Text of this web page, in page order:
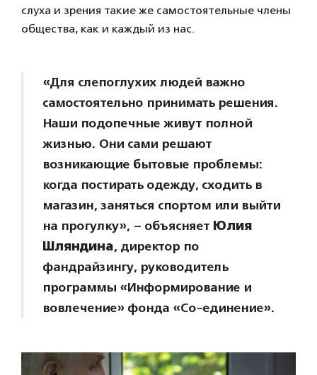
слуха и зрения такие же самостоятельные члены
общества, как и каждый из нас.
«Для слепоглухих людей важно
самостоятельно принимать решения.
Наши подопечные живут полной
жизнью. Они сами решают
возникающие бытовые проблемы:
когда постирать одежду, сходить в
магазин, заняться спортом или выйти
на прогулку», – объясняет Юлия
Шляндина, директор по
фандрайзингу, руководитель
программы «Информирование и
вовлечение» фонда «Со-единение».